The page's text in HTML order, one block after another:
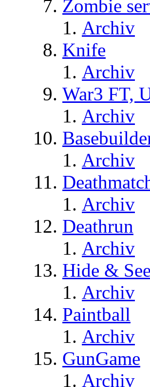
Zombie
Archiv
Knife
Archiv
War3 FT,
Archiv
Archiv
Archiv
Deathrun
Archiv
Hide &
Archiv
Paintball
Archiv
GunGame
Archiv